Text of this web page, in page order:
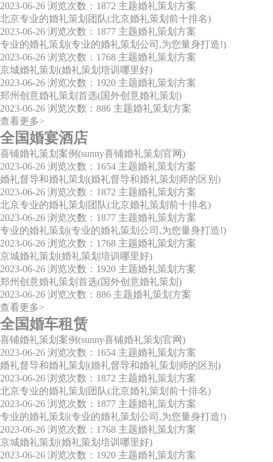
2023-06-26 浏览次数：1872 主题婚礼策划方案
北京专业的婚礼策划团队(北京婚礼策划前十排名)
2023-06-26 浏览次数：1877 主题婚礼策划方案
专业的婚礼策划(专业的婚礼策划公司,为您量身打造!)
2023-06-26 浏览次数：1768 主题婚礼策划方案
京城婚礼策划(婚礼策划培训哪里好)
2023-06-26 浏览次数：1920 主题婚礼策划方案
郑州创意婚礼策划首选(国外创意婚礼策划)
2023-06-26 浏览次数：886 主题婚礼策划方案
查看更多>
全国婚宴酒店
喜铺婚礼策划案例(sunny喜铺婚礼策划官网)
2023-06-26 浏览次数：1654 主题婚礼策划方案
婚礼督导和婚礼策划(婚礼督导和婚礼策划师的区别)
2023-06-26 浏览次数：1872 主题婚礼策划方案
北京专业的婚礼策划团队(北京婚礼策划前十排名)
2023-06-26 浏览次数：1877 主题婚礼策划方案
专业的婚礼策划(专业的婚礼策划公司,为您量身打造!)
2023-06-26 浏览次数：1768 主题婚礼策划方案
京城婚礼策划(婚礼策划培训哪里好)
2023-06-26 浏览次数：1920 主题婚礼策划方案
郑州创意婚礼策划首选(国外创意婚礼策划)
2023-06-26 浏览次数：886 主题婚礼策划方案
查看更多>
全国婚车租赁
喜铺婚礼策划案例(sunny喜铺婚礼策划官网)
2023-06-26 浏览次数：1654 主题婚礼策划方案
婚礼督导和婚礼策划(婚礼督导和婚礼策划师的区别)
2023-06-26 浏览次数：1872 主题婚礼策划方案
北京专业的婚礼策划团队(北京婚礼策划前十排名)
2023-06-26 浏览次数：1877 主题婚礼策划方案
专业的婚礼策划(专业的婚礼策划公司,为您量身打造!)
2023-06-26 浏览次数：1768 主题婚礼策划方案
京城婚礼策划(婚礼策划培训哪里好)
2023-06-26 浏览次数：1920 主题婚礼策划方案